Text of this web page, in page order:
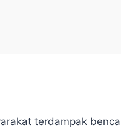
terdampak